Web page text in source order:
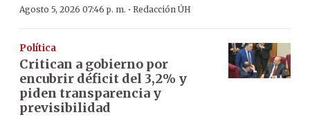
Agosto 5, 2026 07:46 p. m. · Redacción ÚH
Política
Critican a gobierno por
encubrir déficit del 3,2% y
piden transparencia y
previsibilidad